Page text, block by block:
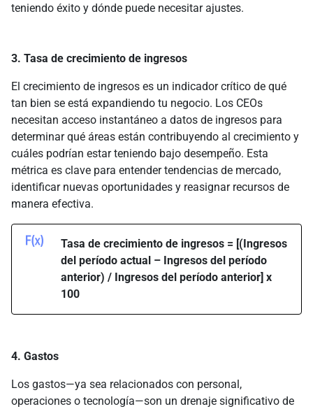
teniendo éxito y dónde puede necesitar ajustes.
3. Tasa de crecimiento de ingresos
El crecimiento de ingresos es un indicador crítico de qué
tan bien se está expandiendo tu negocio. Los CEOs
necesitan acceso instantáneo a datos de ingresos para
determinar qué áreas están contribuyendo al crecimiento y
cuáles podrían estar teniendo bajo desempeño. Esta
métrica es clave para entender tendencias de mercado,
identificar nuevas oportunidades y reasignar recursos de
manera efectiva.
Tasa de crecimiento de ingresos = [(Ingresos
del período actual – Ingresos del período
anterior) / Ingresos del período anterior] x
100
4. Gastos
Los gastos—ya sea relacionados con personal,
operaciones o tecnología—son un drenaje significativo de